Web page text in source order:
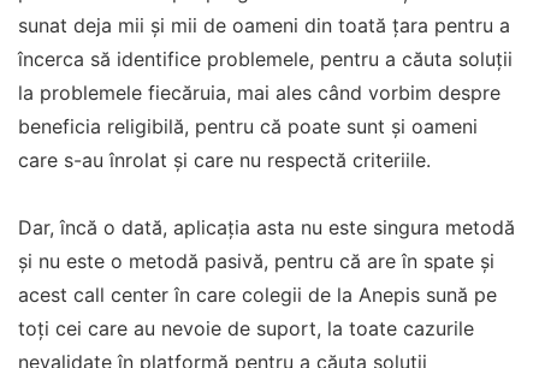
sunat deja mii și mii de oameni din toată țara pentru a
încerca să identifice problemele, pentru a căuta soluții
la problemele fiecăruia, mai ales când vorbim despre
beneficia religibilă, pentru că poate sunt și oameni
care s-au înrolat și care nu respectă criteriile.
Dar, încă o dată, aplicația asta nu este singura metodă
și nu este o metodă pasivă, pentru că are în spate și
acest call center în care colegii de la Anepis sună pe
toți cei care au nevoie de suport, la toate cazurile
nevalidate în platformă pentru a căuta soluții